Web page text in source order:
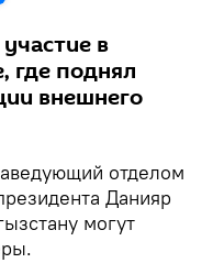
в
поднял
внешнего
отделом
Данияр
могут